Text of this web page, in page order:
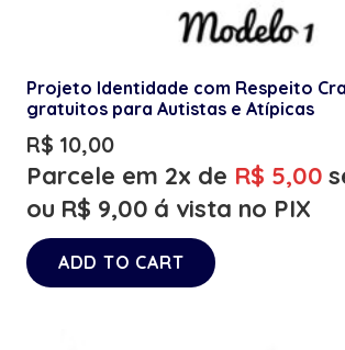
Projeto Identidade com Respeito
gratuitos para Autistas e Atípicas
R$ 10,00
Parcele em 2x de R$ 5,00
ou R$ 9,00 á vista no PIX
ADD TO CART